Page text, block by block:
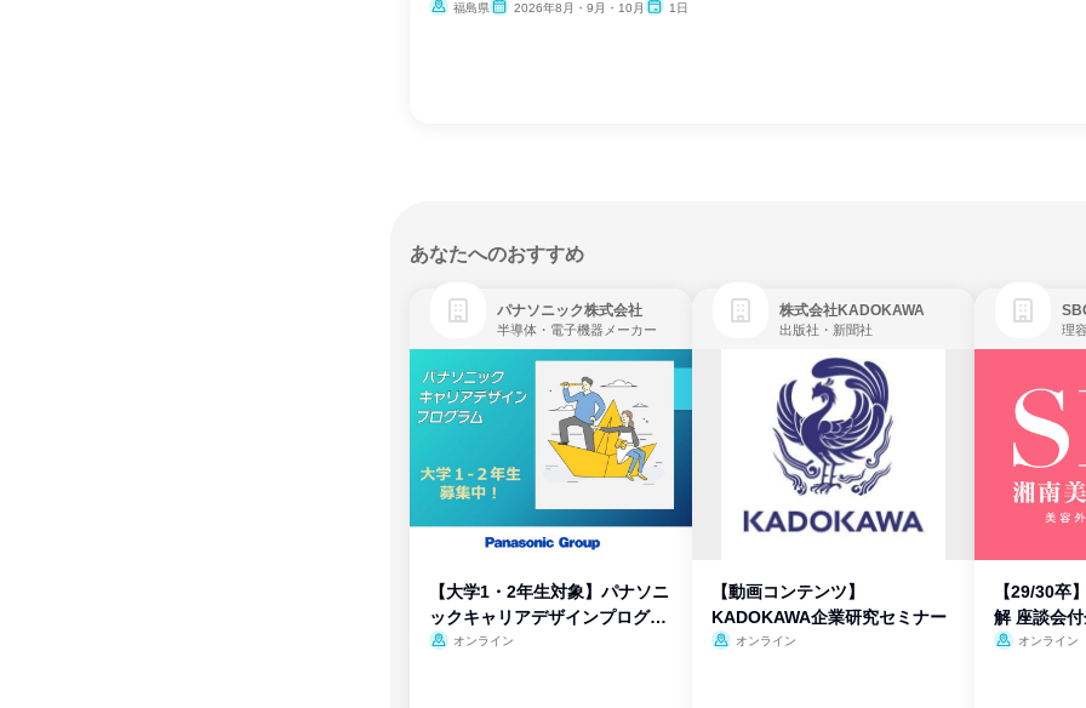
福島県
2026年8月・9月・10月 1日
あなたへのおすすめ
パナソニック株式会社
半導体・電子機器メーカー
【大学1・2年生対象】パナソニ
ックキャリアデザインプログラ
ム
オンライン
株式会社KADOKAWA
出版社・新聞社
【動画コンテンツ】
KADOKAWA企業研究セミナー
オンライン
【29/30卒
解 座談会
オンライン